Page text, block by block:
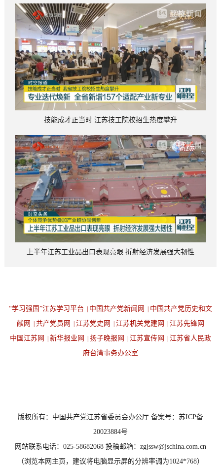
技能成才正当时 江苏技工院校招生热度攀升
上半年江苏工业品出口表现亮眼 折射经济发展强大韧性
“学习强国”江苏学习平台 中国共产党新闻网
中国共产党历史和文
献网
共产党员网 江苏党史网 江苏机关党建网
江苏先锋网
中国江苏网
新华报业网 扬子晚报网 江苏宣传网
江苏省人民政
府台湾事务办公室
版权所有：中国共产党江苏省委员会办公厅 备案号：苏ICP备
20023884号
网站联系电话：025-58682068 投稿邮箱：zgjssw@jschina.com.cn
（浏览本网主页，建议将电脑显示屏的分辨率调为1024*768）